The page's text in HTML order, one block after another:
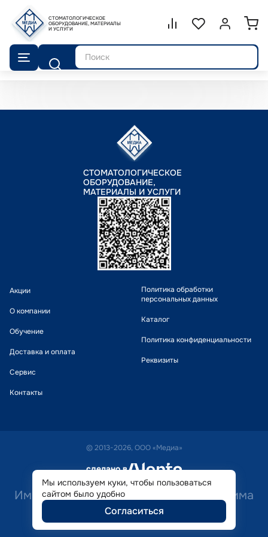
СТОМАТОЛОГИЧЕСКОЕ
ОБОРУДОВАНИЕ, МАТЕРИАЛЫ
И УСЛУГИ
Сравнение.
СписокВойти или
Поиск
СТОМАТОЛОГИЧЕСКОЕ
ОБОРУДОВАНИЕ,
МАТЕРИАЛЫ И УСЛУГИ
Акции
О компании
Обучение
Доставка и оплата
Сервис
Контакты
Политика обработки
персональных данных
Каталог
Политика конфиденциальности
Реквизиты
© 2013-2026, ООО «Медиа»
сделано в alente
Имеются противопоказания. Необходима
консультация специалиста.
Мы используем куки, чтобы пользоваться
сайтом было удобно
Согласиться